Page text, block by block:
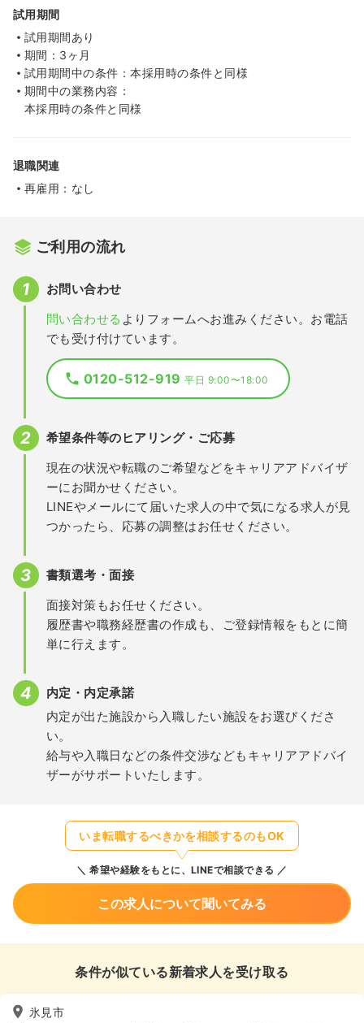
試用期間
試用期間あり
期間：3ヶ月
試用期間中の条件：本採用時の条件と同様
期間中の業務内容：
本採用時の条件と同様
退職関連
再雇用：なし
ご利用の流れ
お問い合わせ
問い合わせる よりフォームへお進みください。お電話
でも受け付けています。
0120-512-919平日 9:00〜18:00
希望条件等のヒアリング・ご応募
現在の状況や転職のご希望などをキャリアアドバイザ
ーにお聞かせください。
LINEやメールにて届いた求人の中で気になる求人が見
つかったら、応募の調整はお任せください。
書類選考・面接
面接対策もお任せください。
履歴書や職務経歴書の作成も、ご登録情報をもとに簡
単に行えます。
内定・内定承諾
内定が出た施設から入職したい施設をお選びくださ
い。
給与や入職日などの条件交渉などもキャリアアドバイ
ザーがサポートいたします。
いま転職するべきかを相談するのもOK
希望や経験をもとに、LINEで相談できる
この求人について聞いてみる
条件が似ている新着求人を受け取る
氷見市